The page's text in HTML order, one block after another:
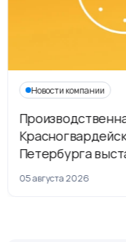
Новости компании
Петербурга
рамках
05 августа 2026